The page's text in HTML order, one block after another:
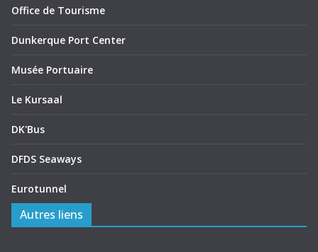
Office de Tourisme
Dunkerque Port Center
Musée Portuaire
Le Kursaal
DK'Bus
DFDS Seaways
Eurotunnel
Autres liens